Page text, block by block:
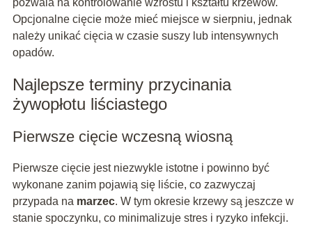
pozwala na kontrolowanie wzrostu i kształtu krzewów.
Opcjonalne cięcie może mieć miejsce w sierpniu, jednak
należy unikać cięcia w czasie suszy lub intensywnych
opadów.
Najlepsze terminy przycinania
żywopłotu liściastego
Pierwsze cięcie wczesną wiosną
Pierwsze cięcie jest niezwykle istotne i powinno być
wykonane zanim pojawią się liście, co zazwyczaj
przypada na marzec. W tym okresie krzewy są jeszcze w
stanie spoczynku, co minimalizuje stres i ryzyko infekcji.